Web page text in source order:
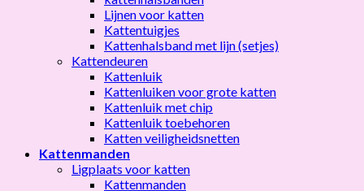
Lijnen voor katten
Kattentuigjes
Kattenhalsband met lijn (setjes)
Kattendeuren
Kattenluik
Kattenluiken voor grote katten
Kattenluik met chip
Kattenluik toebehoren
Katten veiligheidsnetten
Kattenmanden
Ligplaats voor katten
Kattenmanden